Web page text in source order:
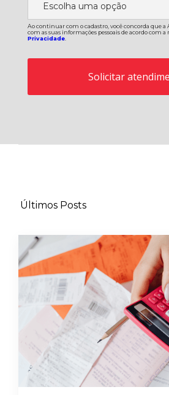
Ao continuar com o cadastro, você concorda que
com as suas informações pessoais de acordo com a
Privacidade
Últimos Posts